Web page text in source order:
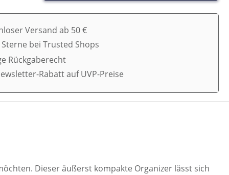
Versand ab 50 €
Sterne bei Trusted Shops
Rückgaberecht
Rabatt auf UVP-Preise
Dieser äußerst kompakte Organizer lässt sich